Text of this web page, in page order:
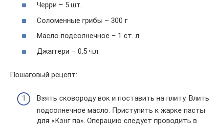
Черри – 5 шт.
Соломенные грибы – 300 г
Масло подсолнечное – 1 ст. л.
Джаггери – 0,5 ч.л.
Пошаговый рецепт:
Взять сковороду вок и поставить на плиту. Влить
подсолнечное масло. Приступить к жарке пасты
для «Кэнг па». Операцию следует проводить в